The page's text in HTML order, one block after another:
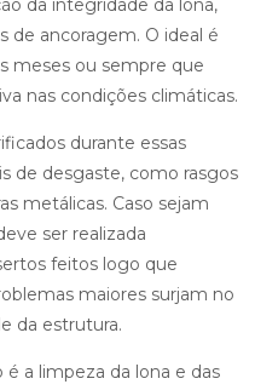
da integridade da lona,
de ancoragem. O ideal é
meses ou sempre que
nas condições climáticas.
durante essas
de desgaste, como rasgos
metálicas. Caso sejam
ser realizada
feitos logo que
maiores surjam no
da estrutura.
a limpeza da lona e das